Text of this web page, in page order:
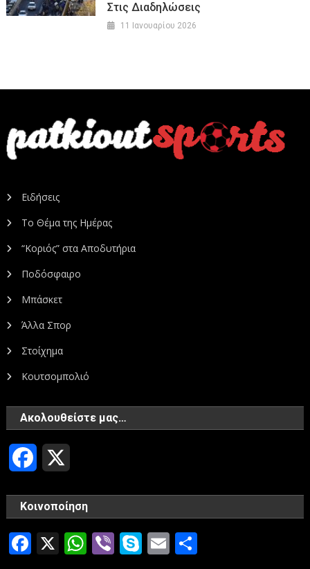
Στις Διαδηλώσεις
11 Ιανουαρίου 2026
Ειδήσεις
Το Θέμα της Ημέρας
“Κοριός” στα Αποδυτήρια
Ποδόσφαιρο
Μπάσκετ
Άλλα Σπορ
Στοίχημα
Κουτσομπολιό
Ακολουθείστε μας…
Facebook
Κοινοποίηση
Facebook
X WhatsApp
ViberSkype
Email